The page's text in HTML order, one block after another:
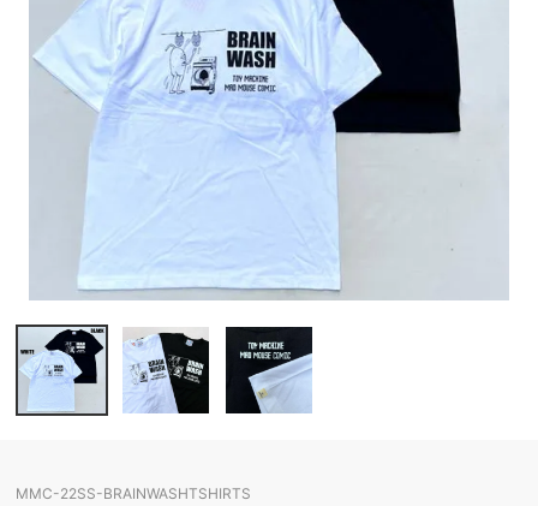
MMC-22SS-BRAINWASHTSHIRTS